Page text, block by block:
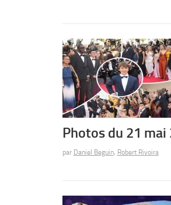
Photos du 21 mai
par Daniel Beguin, Robert Rivoira